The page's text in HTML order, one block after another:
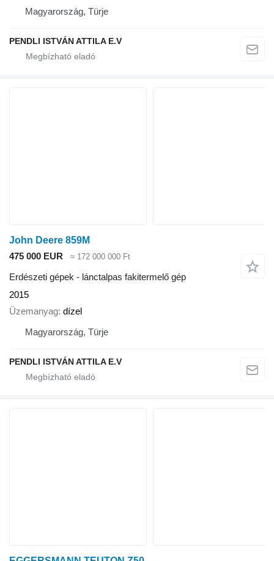
Magyarország, Türje
PENDLI ISTVÁN ATTILA E.V
John Deere 859M
475 000 EUR
≈ 172 000 000 Ft
Erdészeti gépek - lánctalpas fakitermelő gép
2015
Üzemanyag dízel
Magyarország, Türje
PENDLI ISTVÁN ATTILA E.V